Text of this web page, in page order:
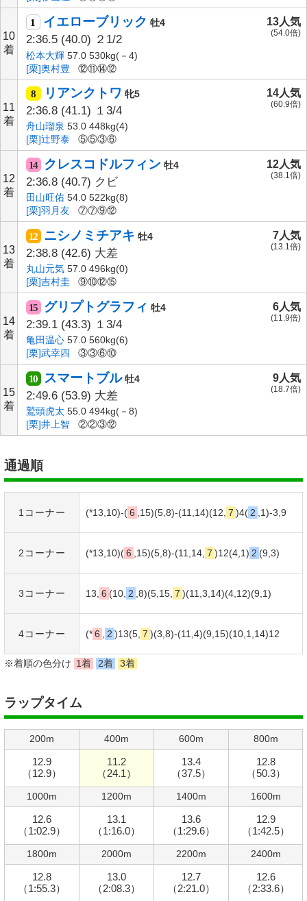
10
着
1 イエローブリック 牡4
2:36.5 (40.0) ２1/2
松本大輝 57.0 530kg(－4)
[栗]奥村豊
⑫⑪⑭⑫
13人気
(54.0倍)
11
着
8 リアンクトワ 牝5
2:36.8 (41.1) １3/4
舟山瑠泉 53.0 448kg(4)
[栗]辻野泰
⑤⑤③⑥
14人気
(60.9倍)
12
着
14 クレスコドルフィン 牡4
2:36.8 (40.7) クビ
田山旺佑 54.0 522kg(8)
[栗]羽月友
⑦⑦⑨⑫
12人気
(38.1倍)
13
着
12 ニシノミチアキ 牡4
2:38.8 (42.6) 大差
丸山元気 57.0 496kg(0)
[栗]吉村圭
⑨⑩⑫⑮
7人気
(13.1倍)
14
着
15 グリプトグラフィ 牡4
2:39.1 (43.3) １3/4
亀田温心 57.0 560kg(6)
[栗]武幸四
③③⑥⑩
6人気
(11.9倍)
15
着
10 スマートブル 牡4
2:49.6 (53.9) 大差
鷲頭虎太 55.0 494kg(－8)
[栗]井上智
②②③⑫
9人気
(18.7倍)
通過順
1コーナー (*13,10)-( 6 ,15)(5,8)-(11,14)(12, 7 )4( 2 ,1)-3,9
2コーナー (*13,10)( 6 ,15)(5,8)-(11,14, 7 )12(4,1) 2 (9,3)
3コーナー 13, 6 (10, 2 ,8)(5,15, 7 )(11,3,14)(4,12)(9,1)
4コーナー (* 6 2 )13(5, 7 )(3,8)-(11,4)(9,15)(10,1,14)12
※着順の色分け 1着 2着 3着
ラップタイム
200m
12.9
（12.9）
400m
11.2
（24.1）
600m
13.4
（37.5）
800m
12.8
（50.3）
1000m
12.6
（1:02.9）
1200m
13.1
（1:16.0）
1400m
13.6
（1:29.6）
1600m
12.9
（1:42.5）
1800m
12.8
（1:55.3）
2000m
13.0
（2:08.3）
2200m
12.7
（2:21.0）
2400m
12.6
（2:33.6）